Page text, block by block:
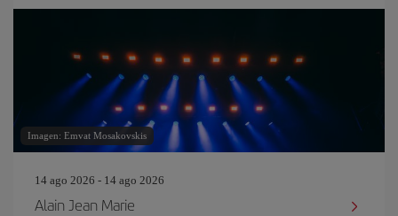
Imagen: Emvat Mosakovskis
14 ago 2026 - 14 ago 2026
Alain Jean Marie